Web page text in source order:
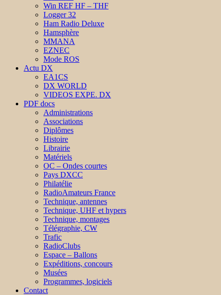
Win REF HF – THF
Logger 32
Ham Radio Deluxe
Hamsphère
MMANA
EZNEC
Mode ROS
Actu DX
EA1CS
DX WORLD
VIDEOS EXPE. DX
PDF docs
Administrations
Associations
Diplômes
Histoire
Librairie
Matériels
OC – Ondes courtes
Pays DXCC
Philatélie
RadioAmateurs France
Technique, antennes
Technique, UHF et hypers
Technique, montages
Télégraphie, CW
Trafic
RadioClubs
Espace – Ballons
Expéditions, concours
Musées
Programmes, logiciels
Contact